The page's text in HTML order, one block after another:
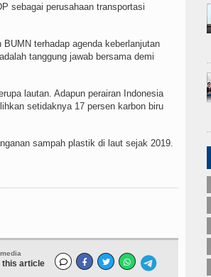
sebagai perusahaan transportasi
terhadap agenda keberlanjutan
tanggung jawab bersama demi
lautan. Adapun perairan Indonesia
setidaknya 17 persen karbon biru
sampah plastik di laut sejak 2019.
this article